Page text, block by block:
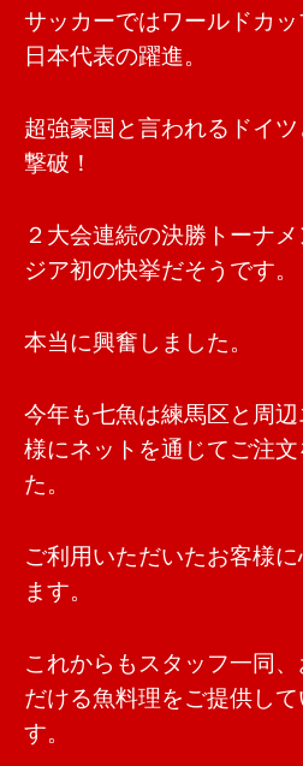
サッカーではワールドカ
日本代表の躍進。
超強豪国と言われるドイ
撃破！
２大会連続の決勝トーナ
ジア初の快挙だそうです。
本当に興奮しました。
今年も七魚は練馬区と周
様にネットを通じてご注
た。
ご利用いただいたお客様
ます。
これからもスタッフ一同
だける魚料理をご提供し
す。